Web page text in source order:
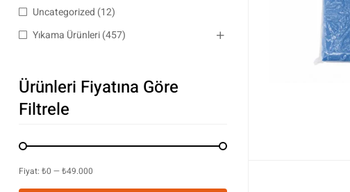
Uncategorized (12)
Yıkama Ürünleri(457)
Ürünleri Fiyatına Göre
Filtrele
Fiyat: ₺0 —₺49.000